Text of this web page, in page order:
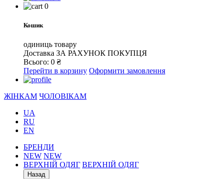
0
Кошик
одиниць товару
Доставка ЗА РАХУНОК ПОКУПЦЯ
Всього: 0 ₴
Перейти в корзину Оформити замовлення
ЖІНКАМ ЧОЛОВІКАМ
UA
RU
EN
БРЕНДИ
NEW NEW
ВЕРХНІЙ ОДЯГ ВЕРХНІЙ ОДЯГ
Назад